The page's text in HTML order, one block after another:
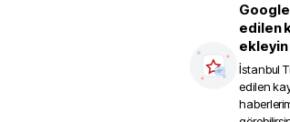
edilen
ekleyin
İstanbul
edilen